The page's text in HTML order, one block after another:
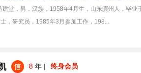
建堂，男，汉族，1958年4月生，山东滨州人，毕业
，研究员，1985年3月参加工作，198...
8年 | 终身会员